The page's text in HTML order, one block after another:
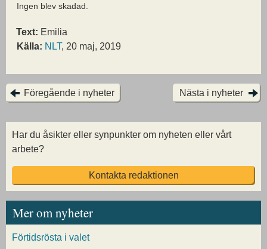
Ingen blev skadad.
Text: Emilia
Källa: NLT, 20 maj, 2019
Föregående i nyheter Nästa i nyheter
Har du åsikter eller synpunkter om nyheten eller vårt
arbete?
Kontakta redaktionen
Mer om nyheter
Förtidsrösta i valet